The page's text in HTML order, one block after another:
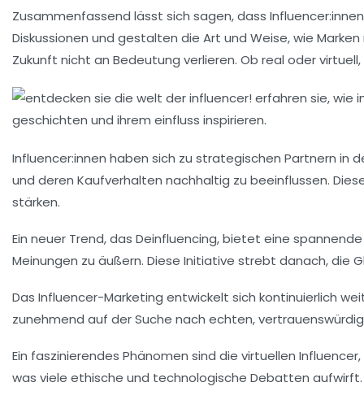
Zusammenfassend lässt sich sagen, dass
Diskussionen und gestalten die Art und Weise, wie
Zukunft nicht an Bedeutung verlieren. Ob real oder
Influencer:innen haben sich zu strategischen Partnern in
und deren Kaufverhalten nachhaltig zu beeinflussen.
stärken.
Ein neuer Trend, das Deinfluencing, bietet eine
Meinungen zu äußern. Diese Initiative strebt danach, die
Das Influencer-Marketing entwickelt sich kontinuierlich
zunehmend auf der Suche nach echten,
Ein faszinierendes Phänomen sind die virtuellen Influencer
was viele ethische und technologische Debatten